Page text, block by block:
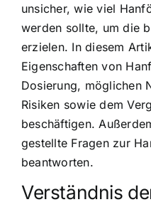
unsicher, wie viel
werden sollte, um die
erzielen. In diesem
Eigenschaften von
Dosierung, möglichen
Risiken sowie dem
beschäftigen.
gestellte Fragen zur
beantworten.
Verständnis